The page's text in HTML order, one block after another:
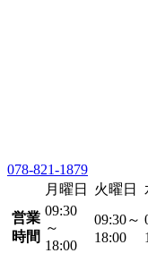
078-821-1879
月曜日
火曜日
営業
時間
09:30
～
18:00
09:30～
18:00